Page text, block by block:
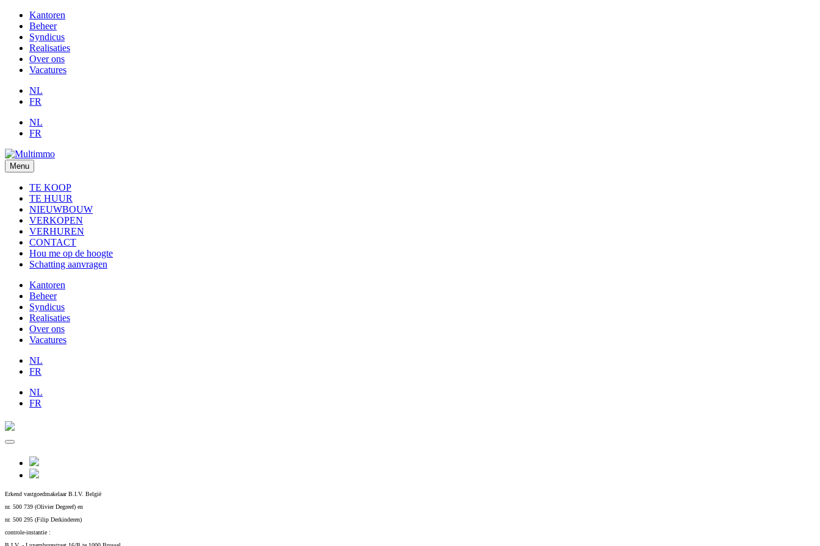
Kantoren
Beheer
Syndicus
Realisaties
Over ons
Vacatures
NL
FR
NL
FR
Menu
TE KOOP
TE HUUR
NIEUWBOUW
VERKOPEN
VERHUREN
CONTACT
Hou me op de hoogte
Schatting aanvragen
Kantoren
Beheer
Syndicus
Realisaties
Over ons
Vacatures
NL
FR
NL
FR
Erkend vastgoedmakelaar B.I.V. België
nr. 500 739 (Olivier Degreef) en
nr. 500 295 (Filip Derkinderen)
controle-instantie :